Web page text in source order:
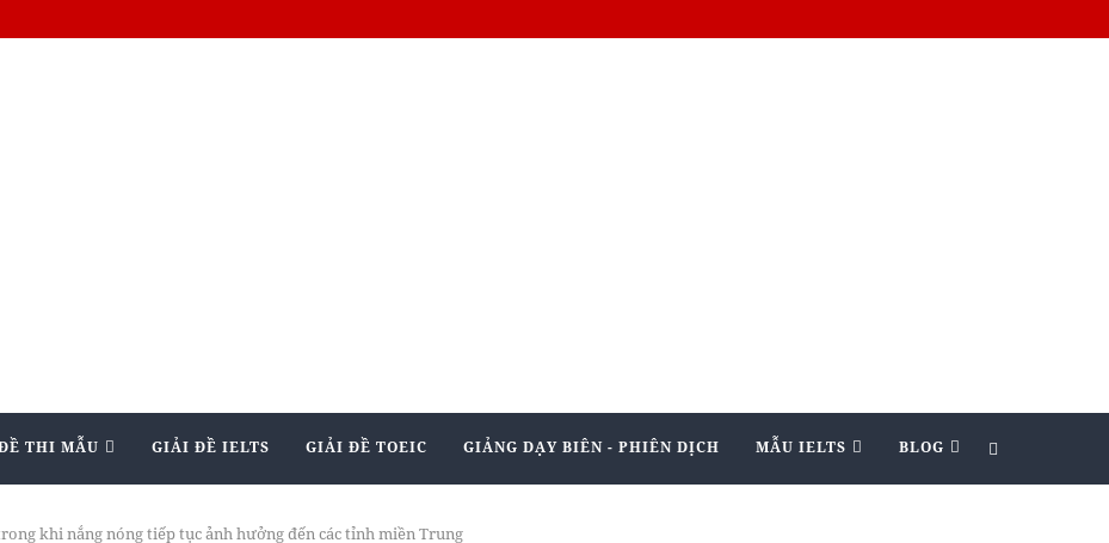
THI MẪU GIẢI ĐỀ IELTS GIẢI ĐỀ TOEIC GIẢNG DẠY BIÊN - PHIÊN DỊCH MẪU IELTS BLOG
khi nắng nóng tiếp tục ảnh hưởng đến các tỉnh miền Trung